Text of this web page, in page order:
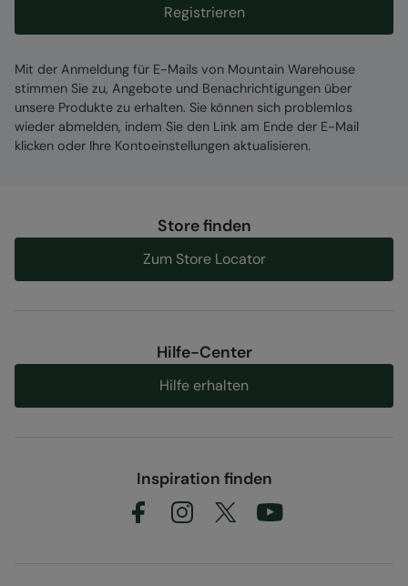
Error loading composition data
Zuständige Stelle
Registrieren
Mit der Anmeldung für E-Mails von Mountain Warehouse
stimmen Sie zu, Angebote und Benachrichtigungen über
unsere Produkte zu erhalten. Sie können sich problemlos
wieder abmelden, indem Sie den Link am Ende der E-Mail
klicken oder Ihre Kontoeinstellungen aktualisieren.
Store finden
Zum Store Locator
Hilfe-Center
Hilfe erhalten
Inspiration finden